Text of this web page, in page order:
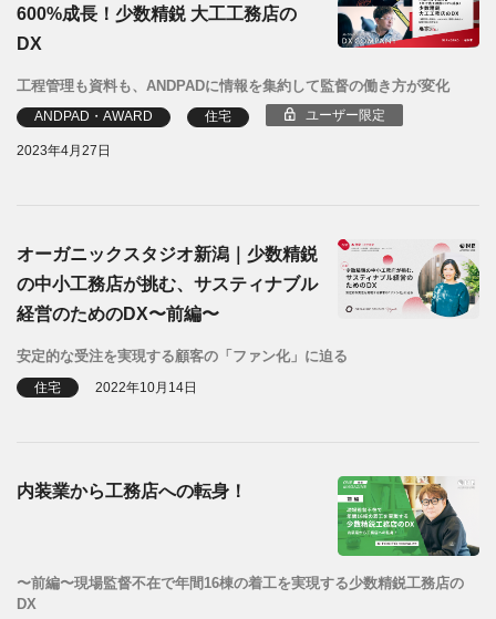
600%成長！少数精鋭 大工工務店の
DX
工程管理も資料も、ANDPADに情報を集約して監督の働き方が変化
ANDPAD・AWARD 住宅 ユーザー限定
2023年4月27日
オーガニックスタジオ新潟｜少数精鋭
の中小工務店が挑む、サスティナブル
経営のためのDX〜前編〜
安定的な受注を実現する顧客の「ファン化」に迫る
住宅 2022年10月14日
内装業から工務店への転身！
〜前編〜現場監督不在で年間16棟の着工を実現する少数精鋭工務店の
DX